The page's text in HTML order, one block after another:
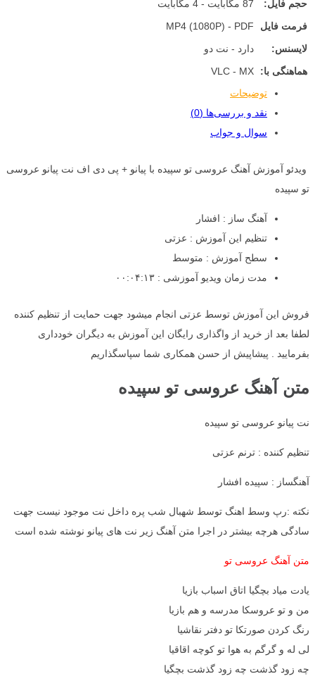
حجم فایل:
87 مگابایت - 4 مگابایت
فرمت فایل
MP4 (1080P) - PDF
لایسنس:
دارد - نت دو
هماهنگی با:
VLC - MX
توضیحات
نقد و بررسی‌ها (0)
سوال و جواب
ویدئو آموزش آهنگ عروسی تو سپیده با پیانو + پی دی اف نت پیانو عروسی
تو سپیده
آهنگ ساز : افشار
تنظیم این آموزش : عزتی
سطح آموزش : متوسط
مدت زمان ویدیو آموزشی : ۰۰:۰۴:۱۳
فروش این آموزش توسط عزتی انجام میشود جهت حمایت از تنظیم کننده
لطفا بعد از خرید از واگذاری رایگان این آموزش به دیگران خودداری
بفرمایید . پیشاپیش از حسن همکاری شما سپاسگذاریم
متن آهنگ عروسی تو سپیده
نت پیانو عروسی تو سپیده
تنظیم کننده : ترنم عزتی
آهنگساز : سپیده افشار
نکته :رپ وسط اهنگ توسط شهبال شب پره داخل نت موجود نیست جهت
سادگی هرچه بیشتر در اجرا متن آهنگ زیر نت های پیانو نوشته شده است
متن آهنگ عروسی تو
یادت میاد بچگیا اتاق اسباب بازیا
من و تو عروسکا مدرسه و هم بازیا
رنگ کردن صورتکا تو دفتر نقاشیا
لی له و گرگم به هوا تو کوچه اقاقیا
چه زود گذشت چه زود گذشت بچگیا